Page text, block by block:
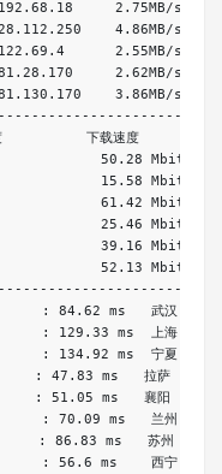
. 68.18 2.75MB/
. 112.250 4.86MB/
. 69.4 2.55MB/
. 28.170 2.62MB/
. 130.170 3.86MB/
下载速度
50.28 Mbit
15.58 Mbit
61.42 Mbit
25.46 Mbit
39.16 Mbit
52.13 Mbit
: 84.62 ms 武汉
: 129.33 ms 上海
: 134.92 ms 宁夏
: 47.83 ms 拉萨
: 51.05 ms 襄阳
: 70.09 ms 兰州
: 86.83 ms 苏州
: 56.6 ms 西宁